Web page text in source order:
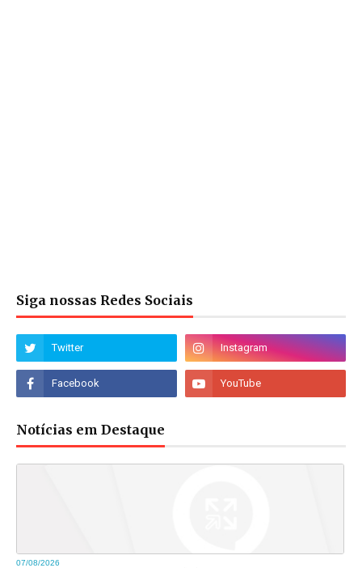
Siga nossas Redes Sociais
Notícias em Destaque